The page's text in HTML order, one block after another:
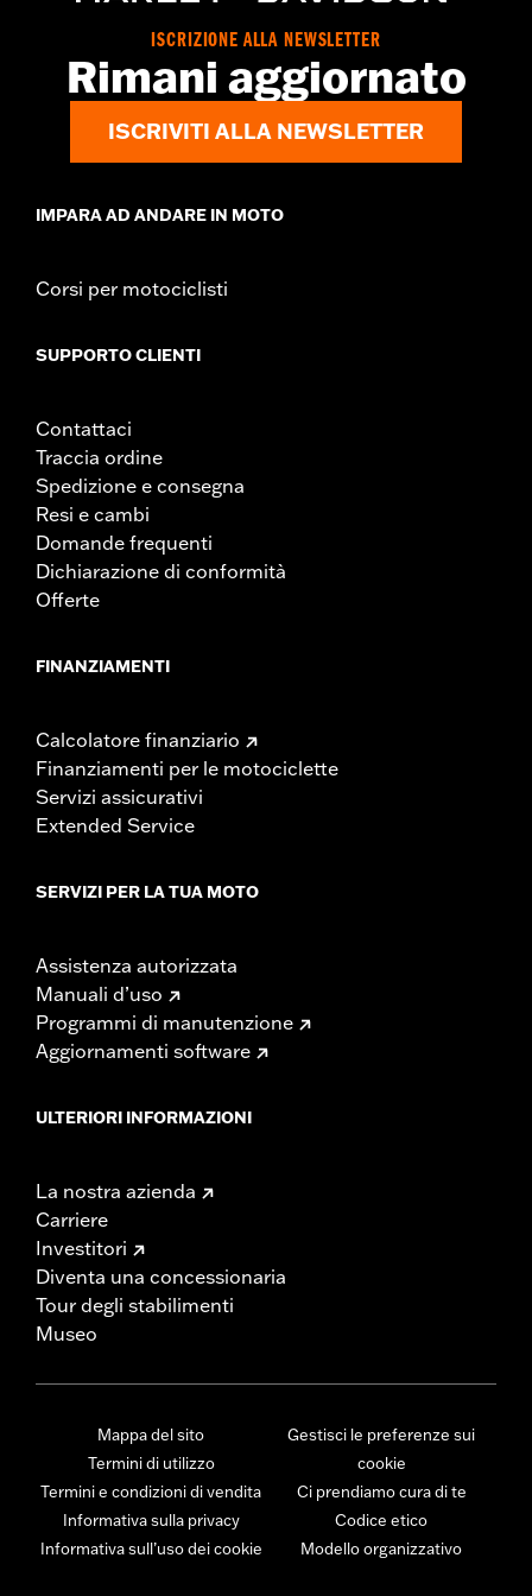
ISCRIZIONE ALLA NEWSLETTER
Rimani aggiornato
ISCRIVITI ALLA NEWSLETTER
IMPARA AD ANDARE IN MOTO
Corsi per motociclisti
SUPPORTO CLIENTI
Contattaci
Traccia ordine
Spedizione e consegna
Resi e cambi
Domande frequenti
Dichiarazione di conformità
Offerte
FINANZIAMENTI
Calcolatore finanziario
Finanziamenti per le motociclette
Servizi assicurativi
Extended Service
SERVIZI PER LA TUA MOTO
Assistenza autorizzata
Manuali d’uso
Programmi di manutenzione
Aggiornamenti software
ULTERIORI INFORMAZIONI
La nostra azienda
Carriere
Investitori
Diventa una concessionaria
Tour degli stabilimenti
Museo
Mappa del sito
Termini di utilizzo
Termini e condizioni di vendita
Informativa sulla privacy
Informativa sull’uso dei cookie
Gestisci le preferenze sui
cookie
Ci prendiamo cura di te
Codice etico
Modello organizzativo